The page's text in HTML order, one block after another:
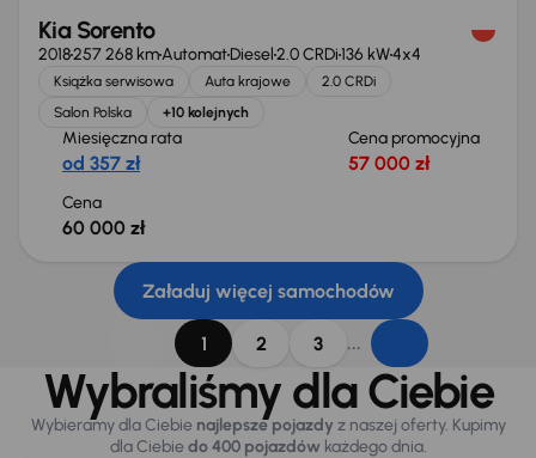
Kia Sorento
2018257 268 kmAutomatDiesel2.0 CRDi136 kW4x4
Książka serwisowa Auta krajowe
2.0 CRDi
Salon Polska
+10 kolejnych
Miesięczna rata
od 357 zł
Cena promocyjna
57 000 zł
Cena
60 000 zł
Załaduj więcej samochodów
1 2 3 ...
Wybraliśmy dla Ciebie
Wybieramy dla Ciebie najlepsze pojazdy z naszej oferty. Kupimy
dla Ciebiedo 400 pojazdówkażdego dnia.